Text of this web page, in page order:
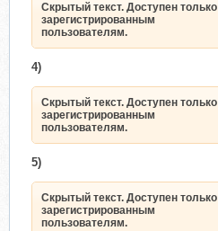
Нажмите, чтобы раскрыть...
Скрытый текст. Доступен только
зарегистрированным
пользователям.
4)
Скрытый текст. Доступен только
зарегистрированным
пользователям.
5)
Скрытый текст. Доступен только
зарегистрированным
пользователям.